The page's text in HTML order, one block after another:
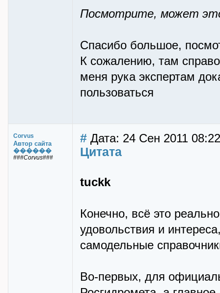
Посмотрите, может
Спасибо большое,
К сожалению, там
меня рука экспертам
пользоваться
Corvus
Автор сайта
������
###Corvus###
# Дата: 24 Сен 2011 08:22
Цитата
tuckk
Конечно, всё это
удовольствия и
самодельные
Во-первых, для